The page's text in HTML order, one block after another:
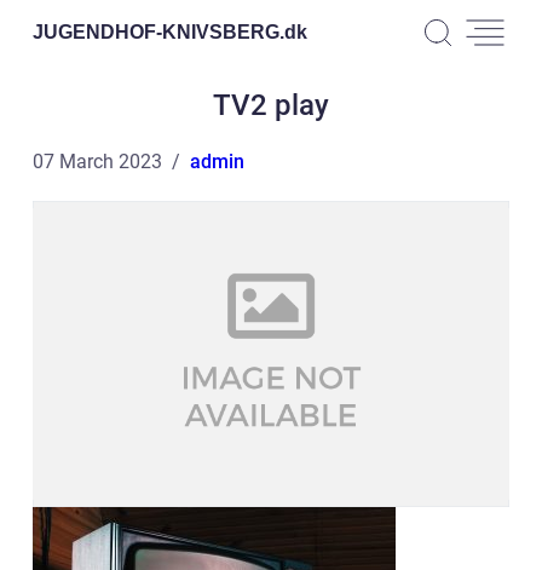
JUGENDHOF-KNIVSBERG.dk
TV2 play
07 March 2023 admin